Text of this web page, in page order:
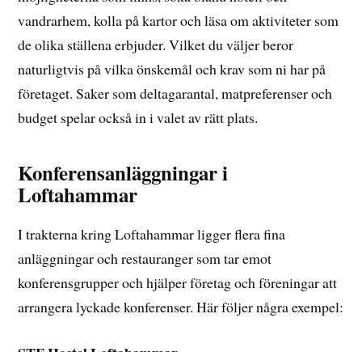
vandrarhem, kolla på kartor och läsa om aktiviteter som
de olika ställena erbjuder. Vilket du väljer beror
naturligtvis på vilka önskemål och krav som ni har på
företaget. Saker som deltagarantal, matpreferenser och
budget spelar också in i valet av rätt plats.
Konferensanläggningar i
Loftahammar
I trakterna kring Loftahammar ligger flera fina
anläggningar och restauranger som tar emot
konferensgrupper och hjälper företag och föreningar att
arrangera lyckade konferenser. Här följer några exempel: